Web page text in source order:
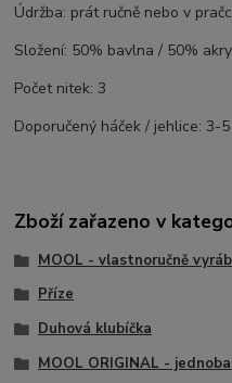
Údržba: prát ručně nebo v
Složení: 50% bavlna / 50%
Počet nitek: 3
Doporučený háček / jehlice: 3-5
Zboží zařazeno v
MOOL - vlastnoručně
Příze
Duhová klubíčka
MOOL ORIGINAL -